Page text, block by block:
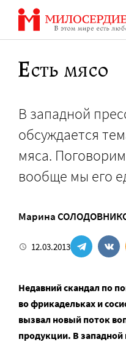
Перейти
содержанию
Есть мясо
В западной
обсуждается
мяса.
вообще мы его
Марина
12.03.2013
Недавний скандал по
во фрикадельках и
вызвал новый поток
продукции. В западной